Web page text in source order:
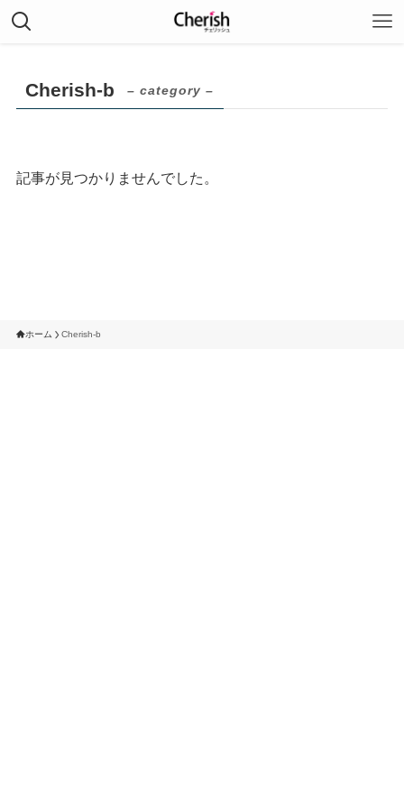
Cherish-b – category –
記事が見つかりませんでした。
ホーム Cherish-b